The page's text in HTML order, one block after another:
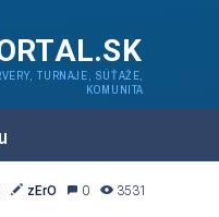
TURNAJE, SÚŤAŽE,
KOMUNITA
zErO 0 3531